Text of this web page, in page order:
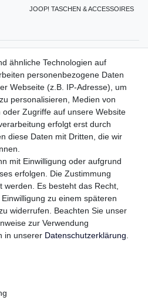
JOOP! TASCHEN & ACCESSOIRES
MIT
SIE UNS
widerrufen
ähnliche Technologien auf
personenbezogene Daten
Webseite (z.B. IP-Adresse), um
personalisieren, Medien von
Zugriffe auf unsere Website
erfolgt erst durch
diese Daten mit Dritten, die wir
mit Einwilligung oder aufgrund
erfolgen. Die Zustimmung
Es besteht das Recht,
zu einem späteren
widerrufen. Beachten Sie unser
zur Verwendung
in unserer Daten­schutz­erklärung